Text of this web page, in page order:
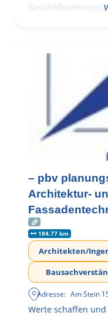
– pbv
Architektur-
184.77 km
Architekten/
Adresse: Am Stein
Werte schaffen